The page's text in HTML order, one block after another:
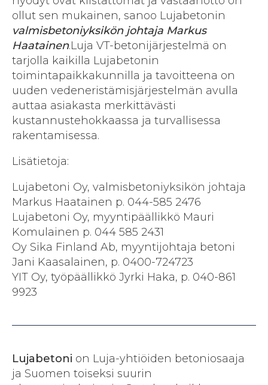
ollut sen mukainen, sanoo Lujabetonin
valmisbetoniyksikön johtaja Markus
Haatainen.Luja VT-betonijärjestelmä on
tarjolla kaikilla Lujabetonin
toimintapaikkakunnilla ja tavoitteena on
uuden vedeneristämisjärjestelmän avulla
auttaa asiakasta merkittävästi
kustannustehokkaassa ja turvallisessa
rakentamisessa.
Lisätietoja:
Lujabetoni Oy, valmisbetoniyksikön johtaja
Markus Haatainen p. 044-585 2476
Lujabetoni Oy, myyntipäällikkö Mauri
Komulainen p. 044 585 2431
Oy Sika Finland Ab, myyntijohtaja betoni
Jani Kaasalainen, p. 0400-724723
YIT Oy, työpäällikkö Jyrki Haka, p. 040-861
9923
Lujabetoni on Luja-yhtiöiden betoniosaaja
ja Suomen toiseksi suurin